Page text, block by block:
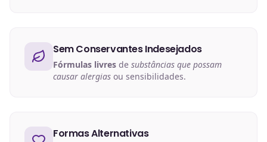
Sem Conservantes Indesejados
Fórmulas livres de substâncias que possam
causar alergias ou sensibilidades.
Formas Alternativas